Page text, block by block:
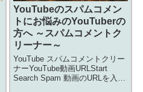
YouTubeのスパムコメン
トにお悩みのYouTuberの
方へ ～スパムコメントク
リーナー～
YouTube スパムコメントクリー
ナーYouTube動画URLStart
Search Spam 動画のURLを入力